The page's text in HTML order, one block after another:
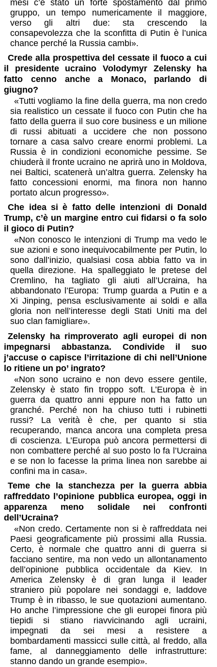
mesi c’è stato un forte spostamento dal primo
gruppo, un tempo numericamente il maggiore,
verso gli altri due: sta crescendo la
consapevolezza che la sconfitta di Putin è l’unica
chance perché la Russia cambi».
Crede alla prospettiva del cessate il fuoco a cui
il presidente ucraino Volodymyr Zelensky ha
fatto cenno anche a Monaco, parlando di
giugno?
«Tutti vogliamo la fine della guerra, ma non credo
sia realistico un cessate il fuoco con Putin che ha
fatto della guerra il suo core business e un milione
di russi abituati a uccidere che non possono
tornare a casa salvo creare enormi problemi. La
Russia è in condizioni economiche pessime. Se
chiuderà il fronte ucraino ne aprirà uno in Moldova,
nei Baltici, scatenerà un’altra guerra. Zelensky ha
fatto concessioni enormi, ma finora non hanno
portato alcun progresso».
Che idea si è fatto delle intenzioni di Donald
Trump, c’è un margine entro cui fidarsi o fa solo
il gioco di Putin?
«Non conosco le intenzioni di Trump ma vedo le
sue azioni e sono inequivocabilmente per Putin, lo
sono dall’inizio, qualsiasi cosa abbia fatto va in
quella direzione. Ha spalleggiato le pretese del
Cremlino, ha tagliato gli aiuti all’Ucraina, ha
abbandonato l’Europa: Trump guarda a Putin e a
Xi Jinping, pensa esclusivamente ai soldi e alla
gloria non nell’interesse degli Stati Uniti ma del
suo clan famigliare».
Zelensky ha rimproverato agli europei di non
impegnarsi abbastanza. Condivide il suo
j’accuse o capisce l’irritazione di chi nell’Unione
lo ritiene un po’ ingrato?
«Non sono ucraino e non devo essere gentile,
Zelensky è stato fin troppo soft. L’Europa è in
guerra da quattro anni eppure non ha fatto un
granché. Perché non ha chiuso tutti i rubinetti
russi? La verità è che, per quanto si stia
recuperando, manca ancora una completa presa
di coscienza. L’Europa può ancora permettersi di
non combattere perché al suo posto lo fa l’Ucraina
e se non lo facesse la prima linea non sarebbe ai
confini ma in casa».
Teme che la stanchezza per la guerra abbia
raffreddato l’opinione pubblica europea, oggi in
apparenza meno solidale nei confronti
dell’Ucraina?
«Non credo. Certamente non si è raffreddata nei
Paesi geograficamente più prossimi alla Russia.
Certo, è normale che quattro anni di guerra si
facciano sentire, ma non vedo un allontanamento
dell’opinione pubblica occidentale da Kiev. In
America Zelensky è di gran lunga il leader
straniero più popolare nei sondaggi e, laddove
Trump è in ribasso, le sue quotazioni aumentano.
Ho anche l’impressione che gli europei finora più
tiepidi si stiano riavvicinando agli ucraini,
impegnati da sei mesi a resistere a
bombardamenti massicci sulle città, al freddo, alla
fame, al danneggiamento delle infrastrutture:
stanno dando un grande esempio».